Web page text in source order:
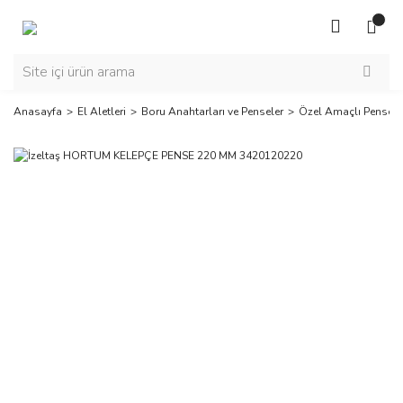
Anasayfa El Aletleri Boru Anahtarları ve Penseler Özel Amaçlı